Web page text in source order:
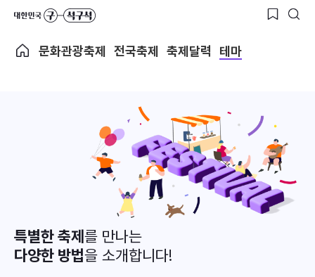
문화관광축제 전국축제 축제달력 테마
특별한 축제를 만나는
다양한 방법을 소개합니다!